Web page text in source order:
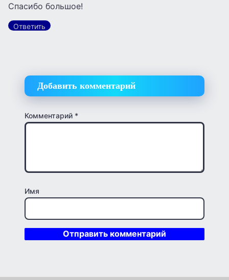
Спасибо большое!
Ответить
Добавить комментарий
Комментарий *
Имя